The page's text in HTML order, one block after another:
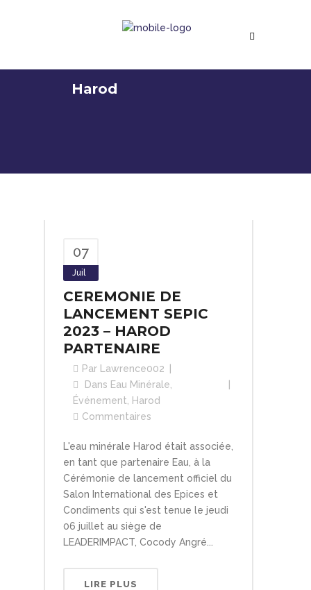
Harod
07
Juil
CEREMONIE DE
LANCEMENT SEPIC
2023 – HAROD
PARTENAIRE
Par
Lawrence002
Dans Eau Minérale
Événement
Harod
Commentaires
L'eau minérale Harod était associée,
en tant que partenaire Eau, à la
Cérémonie de lancement officiel du
Salon International des Epices et
Condiments qui s'est tenue le jeudi
06 juillet au siège de
LEADERIMPACT, Cocody Angré...
LIRE PLUS